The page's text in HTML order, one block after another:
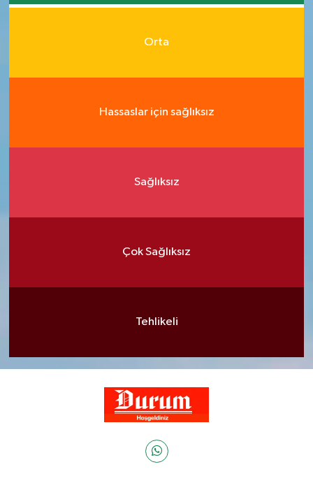
Orta
Hassaslar için sağlıksız
Sağlıksız
Çok Sağlıksız
Tehlikeli